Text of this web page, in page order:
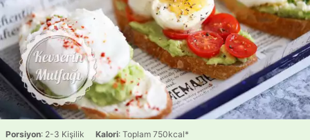
Porsiyon: 2-3 Kişilik Kalori: Toplam 750kcal*